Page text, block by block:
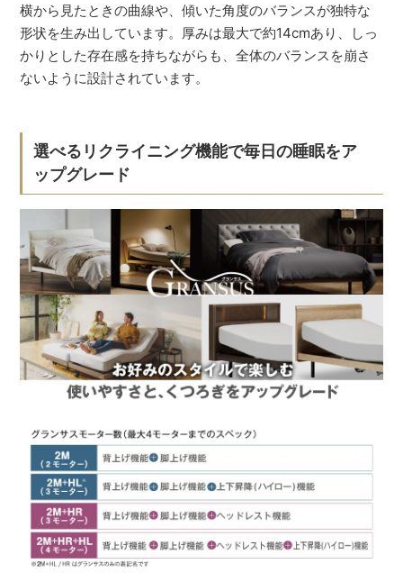
横から見たときの曲線や、傾いた角度のバランスが独特な
形状を生み出しています。厚みは最大で約14cmあり、しっ
かりとした存在感を持ちながらも、全体のバランスを崩さ
ないように設計されています。
選べるリクライニング機能で毎日の睡眠をア
ップグレード